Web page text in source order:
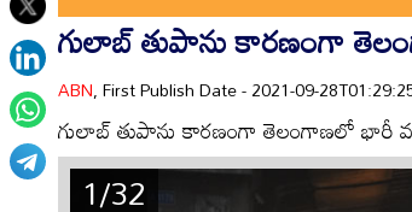
గులాబ్ తుపాను కారణంగా
ABN, First Publish Date - 2021-09-
గులాబ్ తుపాను కారణంగా తెలంగాణలో భారీ
1/32